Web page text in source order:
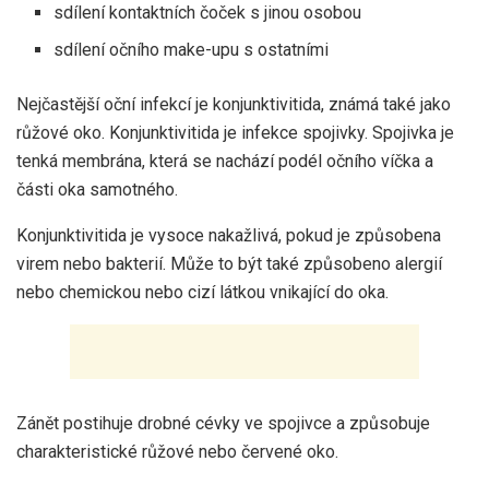
sdílení kontaktních čoček s jinou osobou
sdílení očního make-upu s ostatními
Nejčastější oční infekcí je konjunktivitida, známá také jako
růžové oko. Konjunktivitida je infekce spojivky. Spojivka je
tenká membrána, která se nachází podél očního víčka a
části oka samotného.
Konjunktivitida je vysoce nakažlivá, pokud je způsobena
virem nebo bakterií. Může to být také způsobeno alergií
nebo chemickou nebo cizí látkou vnikající do oka.
Zánět postihuje drobné cévky ve spojivce a způsobuje
charakteristické růžové nebo červené oko.